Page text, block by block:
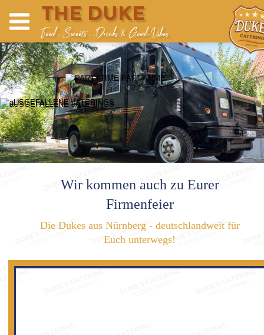
Wir kommen auch zu Eurer
Firmenfeier
Die Dukes aus Nürnberg - deutschlandweit für
Euch unterwegs!
THE DUKE
Food , Sweets . Drinks & Good-Vibes